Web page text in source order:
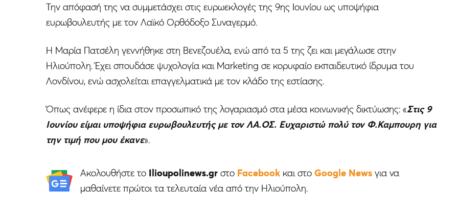
Την απόφασή της να συμμετάσχει στις ευρωεκλογές της 9ης Ιουνίου ως υποψήφια
ευρωβουλευτής με τον Λαϊκό Ορθόδοξο Συναγερμό.
Η Μαρία Πατσέλη γεννήθηκε στη Βενεζουέλα, ενώ από τα 5 της ζει και μεγάλωσε στην
Ηλιούπολη. Έχει σπουδάσε ψυχολογία και Marketing σε κορυφαίο εκπαιδευτικό ίδρυμα του
Λονδίνου, ενώ ασχολείται επαγγελματικά με τον κλάδο της εστίασης.
Όπως ανέφερε η ίδια στον προσωπικό της λογαριασμό στα μέσα κοινωνικής δικτύωσης: «Στις 9
Ιουνίου είμαι υποψήφια ευρωβουλευτής με τον ΛΑ.ΟΣ. Ευχαριστώ πολύ τον Φ.Καμπουρη για
την τιμή που μου έκανε».
Ακολουθήστε το Ilioupolinews.grστο Facebookκαι στο Google Newsγια να
μαθαίνετε πρώτοι τα τελευταία νέα από την Ηλιούπολη.